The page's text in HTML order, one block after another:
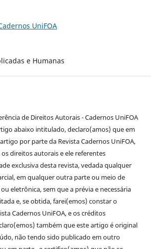
UniFOA
e Humanas
de Direitos Autorais - Cadernos UniFOA
abaixo intitulado, declaro(amos) que em
por parte da Revista Cadernos UniFOA,
direitos autorais e ele referentes
exclusiva desta revista, vedada qualquer
em qualquer outra parte ou meio de
eletrônica, sem que a prévia e necessária
e, se obtida, farei(emos) constar o
Cadernos UniFOA, e os créditos
também que este artigo é original
não tendo sido publicado em outro